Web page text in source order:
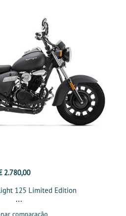
2.780,00
125 Limited Edition
comparação